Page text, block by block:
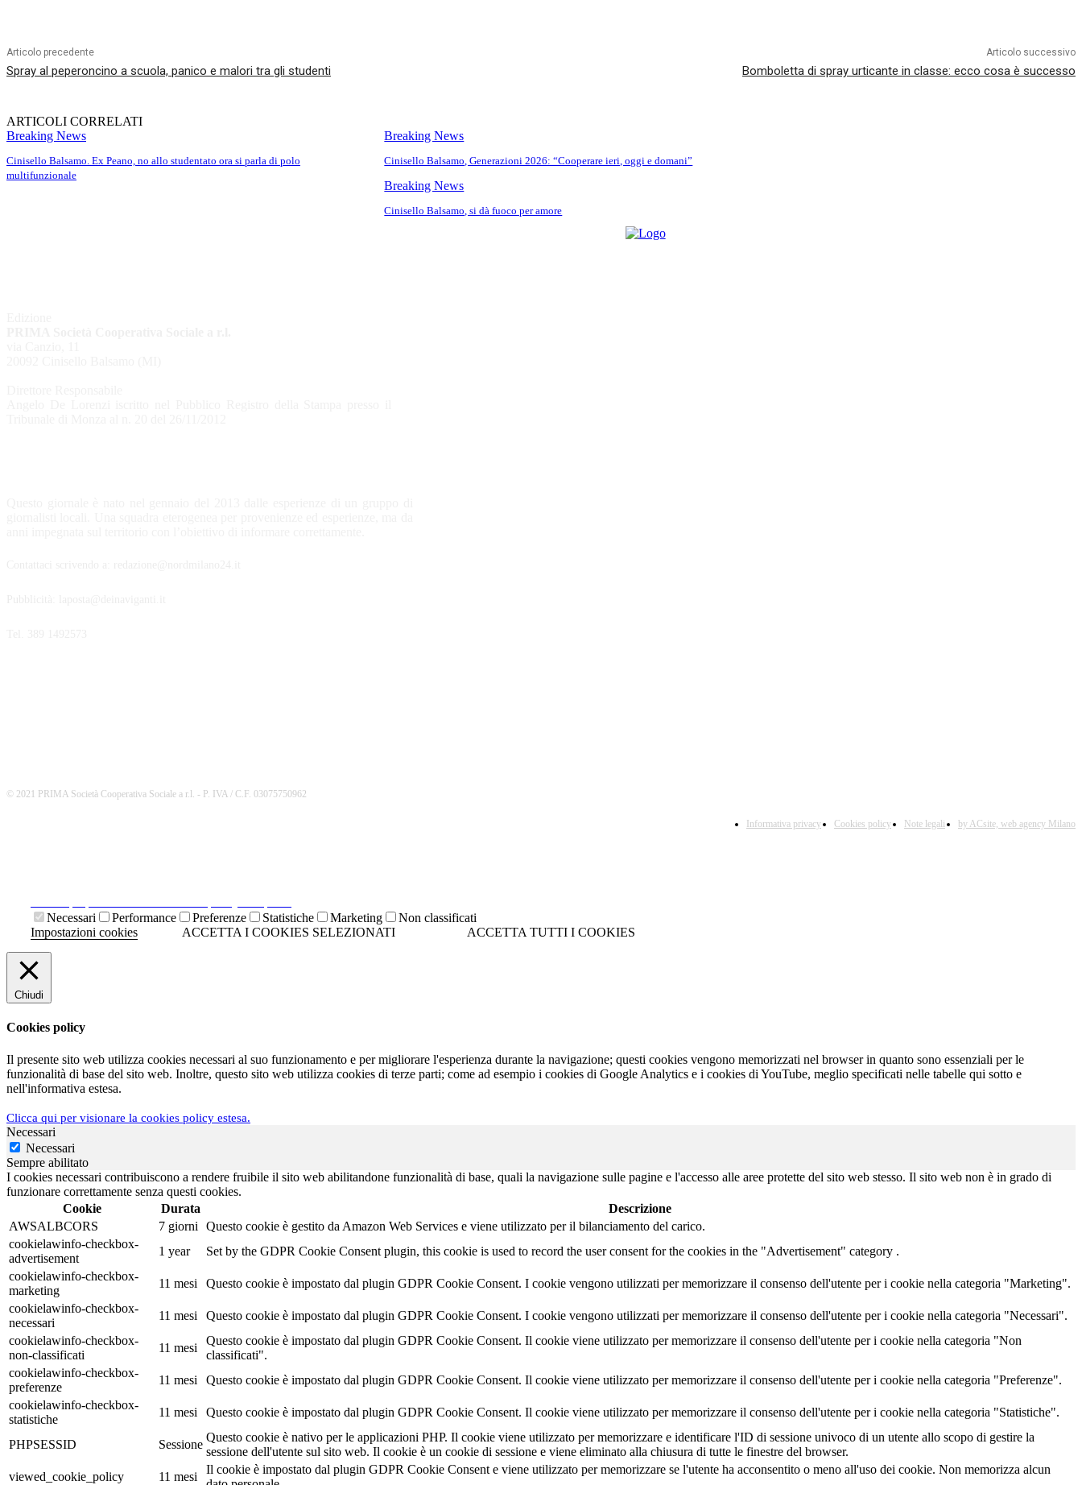
Articolo precedente
Spray al peperoncino a scuola, panico e malori tra gli studenti
Articolo successivo
Bomboletta di spray urticante in classe: ecco cosa è successo
ARTICOLI CORRELATI
Breaking News
Cinisello Balsamo. Ex Peano, no allo studentato ora si parla di polo
multifunzionale
Breaking News
Cinisello Balsamo, Generazioni 2026: “Cooperare ieri, oggi e domani”
Breaking News
Cinisello Balsamo, si dà fuoco per amore
© 2021 PRIMA Società Cooperativa Sociale a r.l. - P. IVA / C.F. 03075750962
Informativa privacy Cookies policy Note legali by ACsite, web agency Milano
Necessari
Performance Preferenze Statistiche Marketing
Non classificati
Impostazioni cookies
ACCETTA I COOKIES SELEZIONATI ACCETTA TUTTI I COOKIES
Chiudi
Cookies policy
Il presente sito web utilizza cookies necessari al suo funzionamento e per migliorare l'esperienza durante la navigazione; questi cookies vengono memorizzati nel browser in quanto sono essenziali per le
funzionalità di base del sito web. Inoltre, questo sito web utilizza cookies di terze parti; come ad esempio i cookies di Google Analytics e i cookies di YouTube, meglio specificati nelle tabelle qui sotto e
nell'informativa estesa.
Clicca qui per visionare la cookies policy estesa.
Necessari
Necessari
Sempre abilitato
I cookies necessari contribuiscono a rendere fruibile il sito web abilitandone funzionalità di base, quali la navigazione sulle pagine e l'accesso alle aree protette del sito web stesso. Il sito web non è in grado di
funzionare correttamente senza questi cookies.
Cookie
Durata
Descrizione
AWSALBCORS
7 giorni
Questo cookie è gestito da Amazon Web Services e viene utilizzato per il bilanciamento del carico.
cookielawinfo-checkbox-
advertisement
1 year
Set by the GDPR Cookie Consent plugin, this cookie is used to record the user consent for the cookies in the "Advertisement" category .
cookielawinfo-checkbox-
marketing
11 mesi
Questo cookie è impostato dal plugin GDPR Cookie Consent. I cookie vengono utilizzati per memorizzare il consenso dell'utente per i cookie nella categoria "Marketing".
cookielawinfo-checkbox-
necessari
11 mesi
Questo cookie è impostato dal plugin GDPR Cookie Consent. I cookie vengono utilizzati per memorizzare il consenso dell'utente per i cookie nella categoria "Necessari".
cookielawinfo-checkbox-
non-classificati
11 mesi
Questo cookie è impostato dal plugin GDPR Cookie Consent. Il cookie viene utilizzato per memorizzare il consenso dell'utente per i cookie nella categoria "Non
classificati".
cookielawinfo-checkbox-
preferenze
11 mesi
Questo cookie è impostato dal plugin GDPR Cookie Consent. Il cookie viene utilizzato per memorizzare il consenso dell'utente per i cookie nella categoria "Preferenze".
cookielawinfo-checkbox-
statistiche
11 mesi Questo cookie è impostato dal plugin GDPR Cookie Consent. Il cookie viene utilizzato per memorizzare il consenso dell'utente per i cookie nella categoria "Statistiche".
PHPSESSID Sessione
Questo cookie è nativo per le applicazioni PHP. Il cookie viene utilizzato per memorizzare e identificare l'ID di sessione univoco di un utente allo scopo di gestire la
sessione dell'utente sul sito web. Il cookie è un cookie di sessione e viene eliminato alla chiusura di tutte le finestre del browser.
viewed_cookie_policy
11 mesi
Il cookie è impostato dal plugin GDPR Cookie Consent e viene utilizzato per memorizzare se l'utente ha acconsentito o meno all'uso dei cookie. Non memorizza alcun